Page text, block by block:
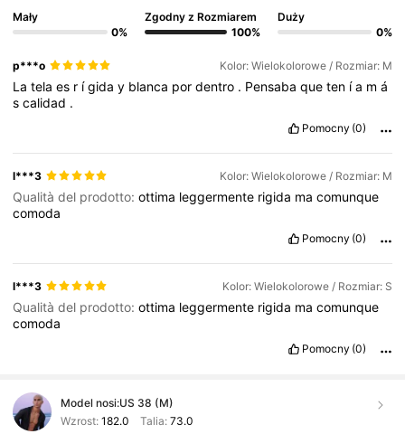
Mały
0%
Zgodny z Rozmiarem
100%
Duży
0%
p***o Kolor: Wielokolorowe / Rozmiar: M
Latelaes r ígiday blanca pordentro . Pensabaqueten ía má
scalidad .
Pomocny (0)
l***3 Kolor: Wielokolorowe / Rozmiar: M
Qualità del prodotto:ottima leggermente rigida macomunque
comoda
Pomocny (0)
l***3 Kolor: Wielokolorowe / Rozmiar: S
Qualità del prodotto:ottima leggermente rigida macomunque
comoda
Pomocny (0)
Model nosi:US 38 (M)
Wzrost: 182.0 Talia:73.0